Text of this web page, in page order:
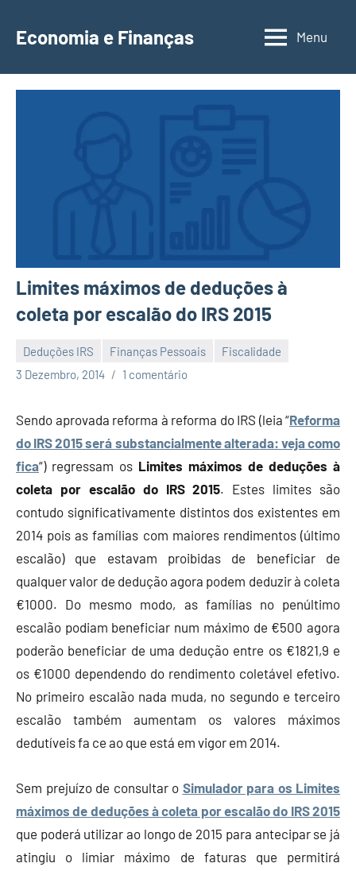
para
conteúdo
Economia e Finanças
Depósitos
Menu
Limites máximos de deduções à
coleta por escalão do IRS 2015
Deduções IRS Finanças Pessoais
Fiscalidade
3 Dezembro, 2014
Economia
Finanças
1 comentário
Sendo aprovada reforma à reforma do IRS (leia “Reforma
do IRS 2015 será substancialmente alterada: veja como
fica“) regressam os Limites máximos de deduções à
coleta por escalão do IRS 2015. Estes limites são
contudo significativamente distintos dos existentes em
2014 pois as famílias com maiores rendimentos (último
escalão) que estavam proibidas de beneficiar de
qualquer valor de dedução agora podem deduzir à coleta
€1000. Do mesmo modo, as famílias no penúltimo
escalão podiam beneficiar num máximo de €500 agora
poderão beneficiar de uma dedução entre os €1821,9 e
os €1000 dependendo do rendimento coletável efetivo.
No primeiro escalão nada muda, no segundo e terceiro
escalão também aumentam os valores máximos
dedutíveis fa ce ao que está em vigor em 2014.
Sem prejuízo de consultar o Simulador para os Limites
máximos de deduções à coleta por escalão do IRS 2015
que poderá utilizar ao longo de 2015 para antecipar se já
atingiu o limiar máximo de faturas que permitirá